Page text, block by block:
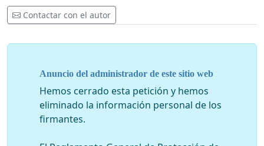
Contactar con el autor
Anuncio del administrador de este sitio web
Hemos cerrado esta petición y hemos
eliminado la información personal de los
firmantes.